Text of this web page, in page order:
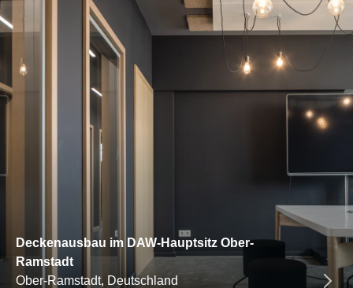
Deckenausbau im DAW-Hauptsitz Ober-
Ramstadt
Ober-Ramstadt, Deutschland